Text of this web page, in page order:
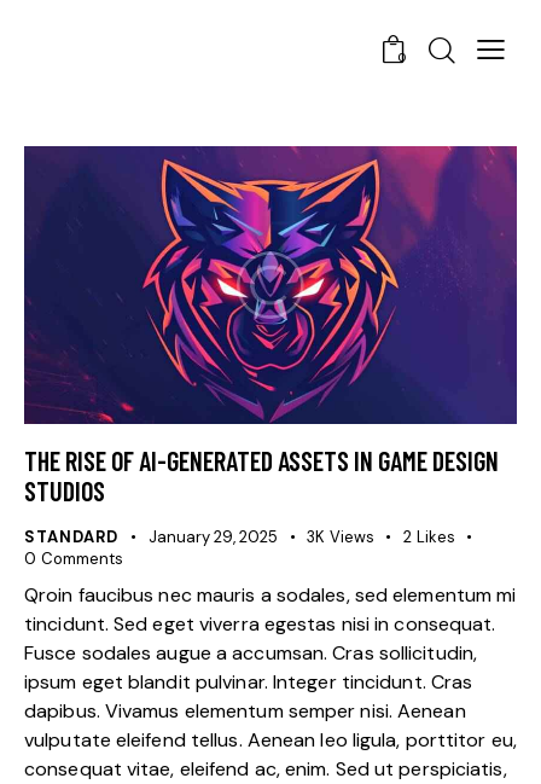
0
THE RISE OF AI-GENERATED ASSETS IN GAME DESIGN
STUDIOS
STANDARD January 29, 2025 3K Views 2 Likes
0 Comments
Qroin faucibus nec mauris a sodales, sed elementum mi
tincidunt. Sed eget viverra egestas nisi in consequat.
Fusce sodales augue a accumsan. Cras sollicitudin,
ipsum eget blandit pulvinar. Integer tincidunt. Cras
dapibus. Vivamus elementum semper nisi. Aenean
vulputate eleifend tellus. Aenean leo ligula, porttitor eu,
consequat vitae, eleifend ac, enim. Sed ut perspiciatis,